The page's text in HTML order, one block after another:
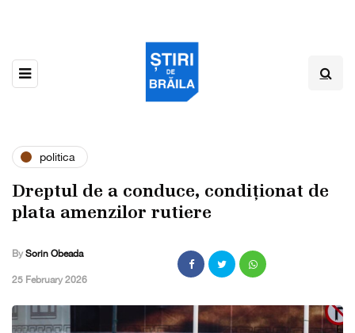
politica
Dreptul de a conduce, condiționat de
plata amenzilor rutiere
By Sorin Obeada
,25 February 2026